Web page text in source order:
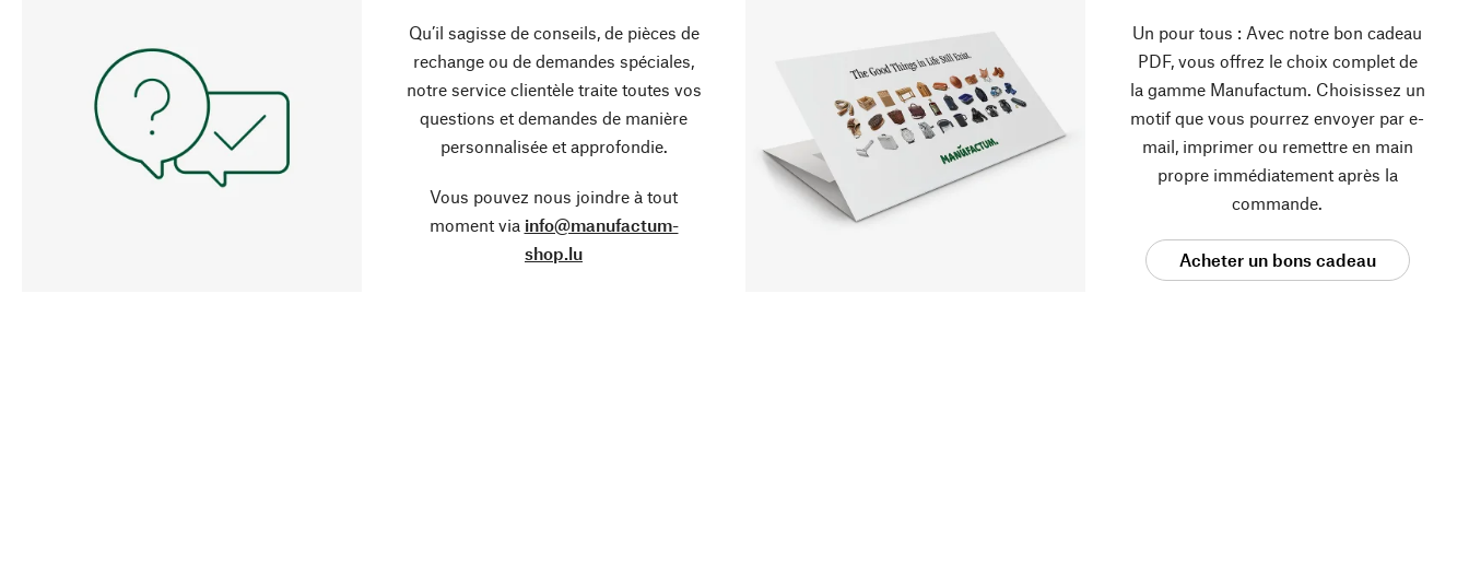
Qu’il sagisse de conseils, de pièces de
rechange ou de demandes spéciales,
notre service clientèle traite toutes vos
questions et demandes de manière
personnalisée et approfondie.
Vous pouvez nous joindre à tout
moment via info@manufactum-
shop.lu
Un pour tous : Avec notre bon cadeau
PDF, vous offrez le choix complet de
la gamme Manufactum. Choisissez un
motif que vous pourrez envoyer par e-
mail, imprimer ou remettre en main
propre immédiatement après la
commande.
Acheter un bons cadeau